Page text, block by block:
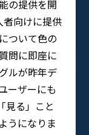
の提供を開
向けに提供
ついて色の
問に即座に
ルが昨年デ
ーザーにも
見る」こと
うになりま